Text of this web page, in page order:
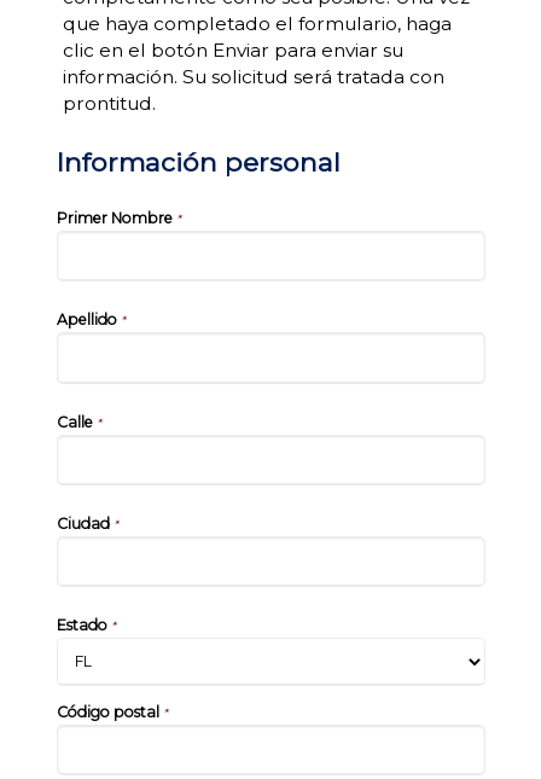
que haya completado el formulario, haga
clic en el botón Enviar para enviar su
información. Su solicitud será tratada con
prontitud.
Información personal
Primer Nombre *
Apellido*
Calle*
Ciudad*
Estado*
Código postal *